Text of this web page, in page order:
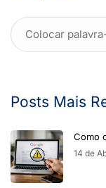
Posts Mais
Como
14 de